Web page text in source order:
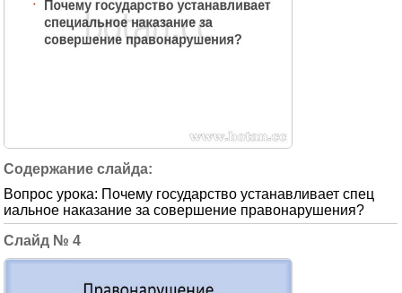
Вопрос урока: Почему государство устанавливает спец
иальное наказание за совершение правонарушения?
4